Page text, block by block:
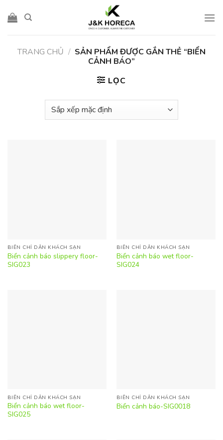
TRANG CHỦ / SẢN PHẨM ĐƯỢC GẮN THẺ “BIỂN
CẢNH BÁO”
LỌC
BIỂN CHỈ DẪN KHÁCH SẠN
Biển cảnh báo slippery floor-
SIG023
BIỂN CHỈ DẪN KHÁCH SẠN
Biển cảnh báo wet floor-
SIG024
BIỂN CHỈ DẪN KHÁCH SẠN
Biển cảnh báo wet floor-
SIG025
BIỂN CHỈ DẪN KHÁCH SẠN
Biển cảnh báo-SIG0018